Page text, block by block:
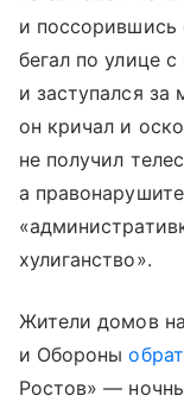
и поссорившись
бегал по улице
и заступался за
он кричал и
не получил
а
хулиганство».
Жители домов
и Обороны
Ростов» —